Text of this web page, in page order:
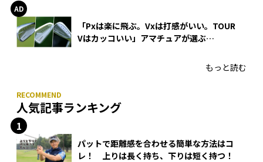
「Pxは楽に飛ぶ。Vxは打感がいい。TOUR
Vはカッコいい」アマチュアが選ぶ
もっと読む
人気記事ランキング
パットで距離感を合わせる簡単な方法はコ
レ！ 上りは長く持ち、下りは短く持つ！